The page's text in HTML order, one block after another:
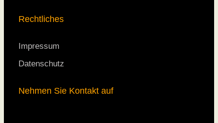
Rechtliches
Impressum
Datenschutz
Nehmen Sie Kontakt auf